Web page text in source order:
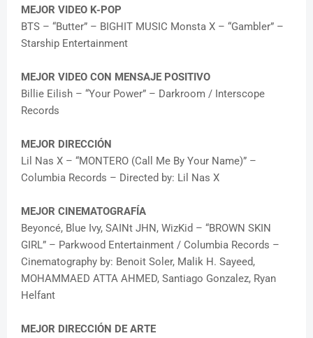
MEJOR VIDEO K-POP
BTS – “Butter” – BIGHIT MUSIC Monsta X – “Gambler” –
Starship Entertainment
MEJOR VIDEO CON MENSAJE POSITIVO
Billie Eilish – “Your Power” – Darkroom / Interscope
Records
MEJOR DIRECCIÓN
Lil Nas X – “MONTERO (Call Me By Your Name)” –
Columbia Records – Directed by: Lil Nas X
MEJOR CINEMATOGRAFÍA
Beyoncé, Blue Ivy, SAINt JHN, WizKid – “BROWN SKIN
GIRL” – Parkwood Entertainment / Columbia Records –
Cinematography by: Benoit Soler, Malik H. Sayeed,
MOHAMMAED ATTA AHMED, Santiago Gonzalez, Ryan
Helfant
MEJOR DIRECCIÓN DE ARTE